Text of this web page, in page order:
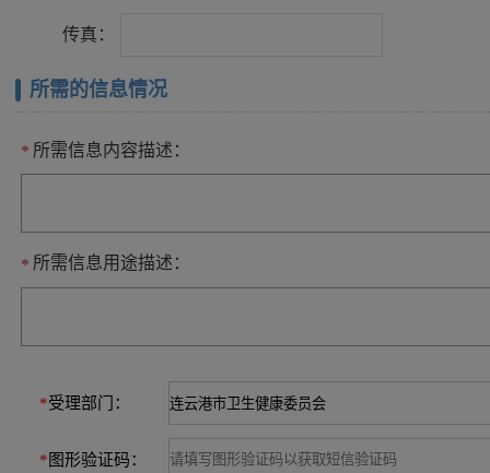
传真：
所需的信息情况
* 所需信息内容描述：
* 所需信息用途描述：
*受理部门：
* 图形验证码：